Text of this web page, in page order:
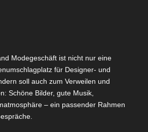
Modegeschäft ist nicht nur eine
für Designer- und
soll auch zum Verweilen und
Schöne Bilder, gute Musik,
– ein passender Rahmen